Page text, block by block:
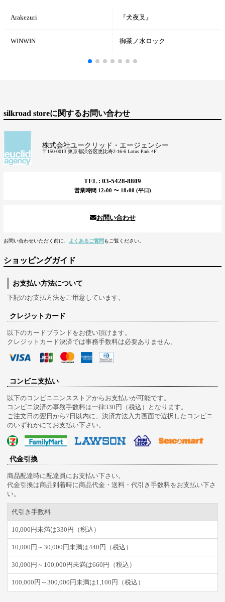
Arakezuri 『犬夜叉』
WINWIN 御茶ノ水ロック
silkroad storeに関するお問い合わせ
株式会社ユークリッド・エージェンシー
〒150-0013 東京都渋谷区恵比寿2-16-6 Lotus Park 4F
TEL : 03-5428-8809
営業時間 12:00 〜 18:00 (平日)
お問い合わせ
お問い合わせいただく前に、 よくあるご質問 もご覧ください。
ショッピングガイド
お支払い方法について
下記のお支払方法をご用意しています。
クレジットカード
以下のカードブランドをお使い頂けます。
クレジットカード決済では事務手数料は必要ありません。
コンビニ支払い
以下のコンビニエンスストアからお支払いが可能です。
コンビニ決済の事務手数料は一律330円（税込）となります。
ご注文日の翌日から7日以内に、決済方法入力画面で選択したコンビニ
のいずれかにてお支払い下さい。
代金引換
商品配達時に配達員にお支払い下さい。
代金引換は商品到着時に商品代金・送料・代引き手数料をお支払い下さ
い。
代引き手数料
10,000円未満は330円（税込）
10,000円～30,000円未満は440円（税込）
30,000円～100,000円未満は660円（税込）
100,000円～300,000円未満は1,100円（税込）